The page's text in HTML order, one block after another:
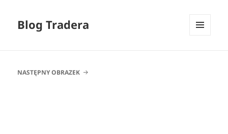
Blog Tradera
NASTĘPNY OBRAZEK